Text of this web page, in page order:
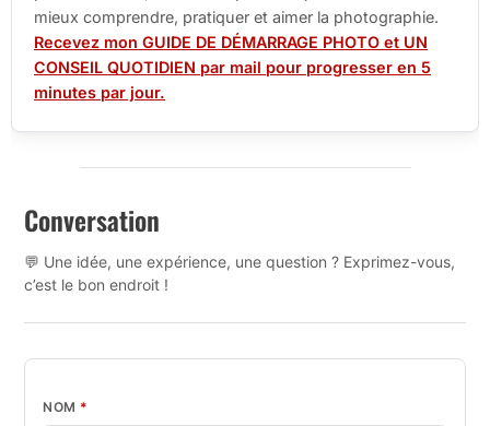
mieux comprendre, pratiquer et aimer la photographie.
Recevez mon GUIDE DE DÉMARRAGE PHOTO et UN
CONSEIL QUOTIDIEN par mail pour progresser en 5
minutes par jour.
Conversation
💬 Une idée, une expérience, une question ? Exprimez-vous,
c’est le bon endroit !
NOM *